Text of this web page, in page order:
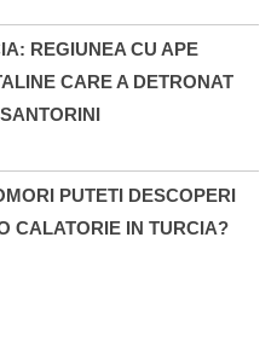
REGIUNEA CU APE
CARE A DETRONAT
PUTETI DESCOPERI
CALATORIE IN TURCIA?